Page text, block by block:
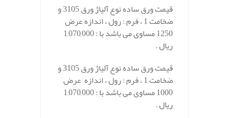
قیمت ورق ساده نوع آلیاژ ورق 3105 و
ضخامت 1 ، فرم : رول ، اندازه عرض
1250 مساوی می باشد با : 1,070,000
ریال .
قیمت ورق ساده نوع آلیاژ ورق 3105 و
ضخامت 1 ، فرم : رول ، اندازه عرض
1000 مساوی می باشد با : 1,070,000
ریال .